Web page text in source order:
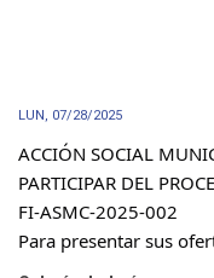
LUN, 07/28/2025
ACCIÓN SOCIAL
PARTICIPAR DEL
FI-ASMC-2025-002
Para presentar sus